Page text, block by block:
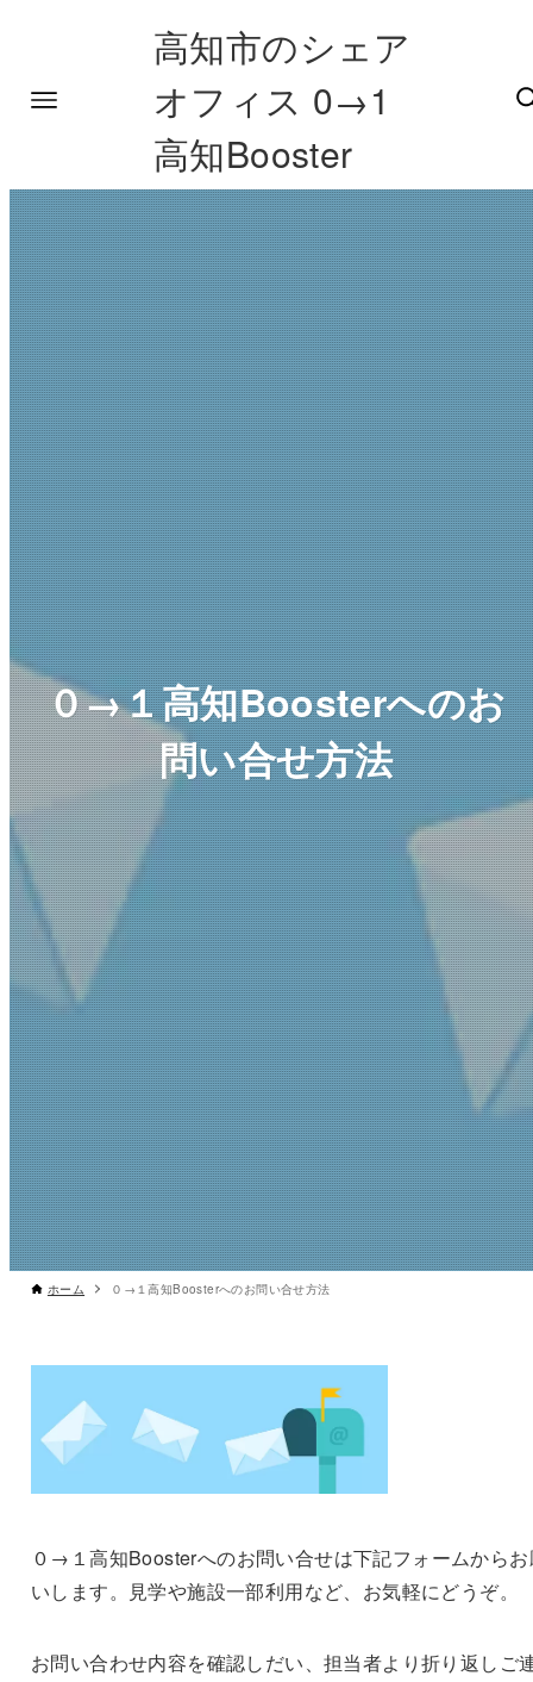
高知市のシェア
オフィス 0→1
高知Booster
０→１高知Boosterへのお
問い合せ方法
ホーム ０→１高知Boosterへのお問い合せ方法
０→１高知Boosterへのお問い合せは下記フォームから
いします。見学や施設一部利用など、お気軽にどうぞ。
お問い合わせ内容を確認しだい、担当者より折り返しご